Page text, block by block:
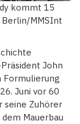
kommt 15
MMSInt
John
Formulierung
Juni vor 60
seine Zuhörer
Mauerbau